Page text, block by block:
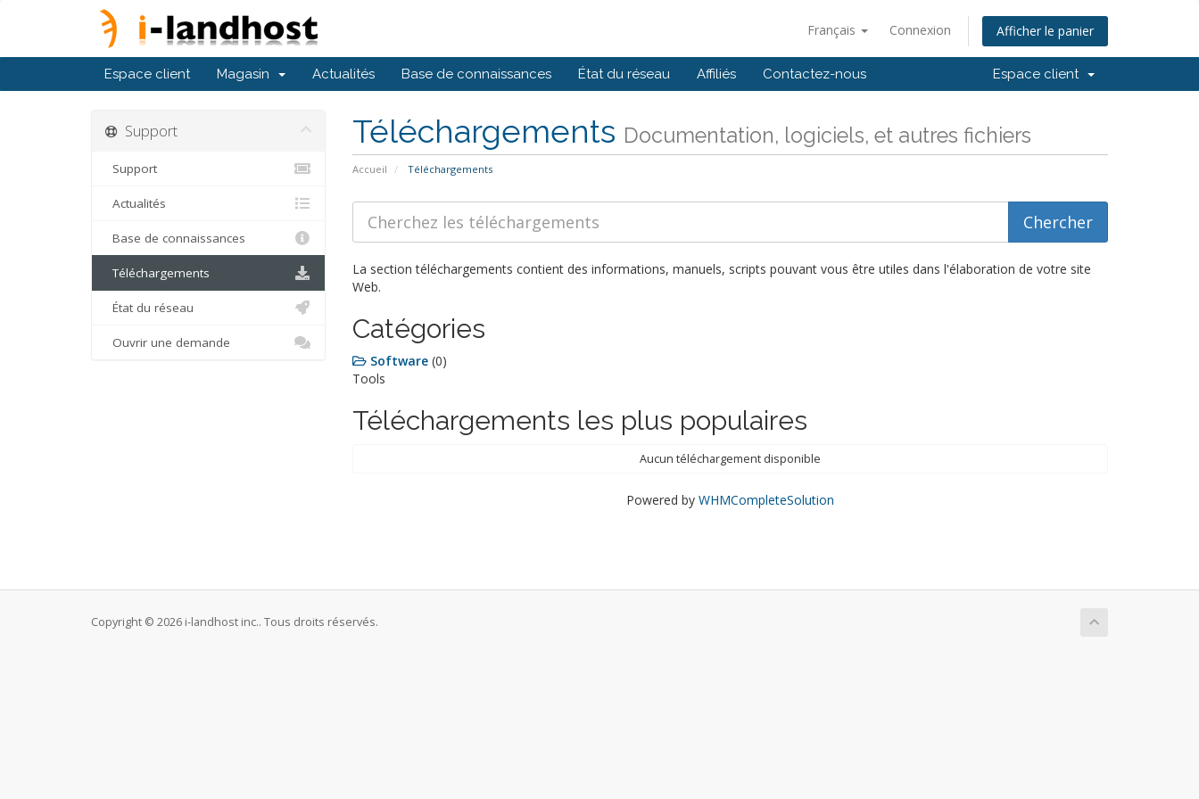
Français Connexion Afficher le panier
Espace client Magasin Actualités Base de connaissances État du réseau Affiliés Contactez-nous Espace client
Téléchargements Documentation, logiciels, et autres fichiers
Accueil Téléchargements
La section téléchargements contient des informations, manuels, scripts pouvant vous être utiles dans l'élaboration de votre site
Web.
Catégories
Software (0)
Tools
Téléchargements les plus populaires
Aucun téléchargement disponible
Powered by WHMCompleteSolution
Support
Support
Actualités
Base de connaissances
Téléchargements
État du réseau
Ouvrir une demande
Copyright © 2026 i-landhost inc.. Tous droits réservés.